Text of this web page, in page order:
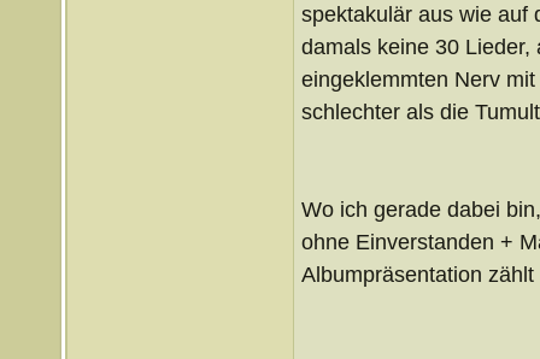
spektakulär aus wie auf
damals keine 30
eingeklemmten Nerv
schlechter als die
Wo ich gerade dabei
ohne Einverstanden +
Albumpräsentation